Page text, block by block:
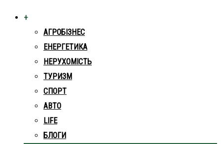
+
АГРОБІЗНЕС
ЕНЕРГЕТИКА
НЕРУХОМІСТЬ
ТУРИЗМ
СПОРТ
АВТО
LIFE
БЛОГИ